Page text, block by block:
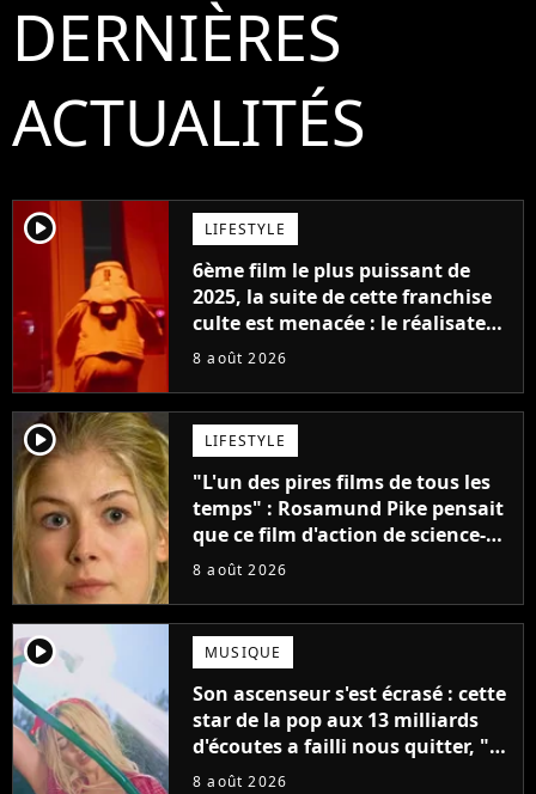
DERNIÈRES
ACTUALITÉS
player2 LIFESTYLE
6ème film le plus puissant de
2025, la suite de cette franchise
culte est menacée : le réalisateur
claque la porte pour "différends
8 août 2026
player2 LIFESTYLE
"L'un des pires films de tous les
temps" : Rosamund Pike pensait
que ce film d'action de science-
fiction avec Dwayne Johnson
8 août 2026
player2 MUSIQUE
Son ascenseur s'est écrasé : cette
star de la pop aux 13 milliards
d'écoutes a failli nous quitter, "Je
pensais ne plus jamais chanter"
8 août 2026